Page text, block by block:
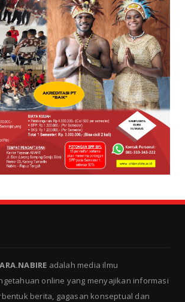
adalah media ilmu
online yang menyajikan informasi
berita, gagasan konseptual dan